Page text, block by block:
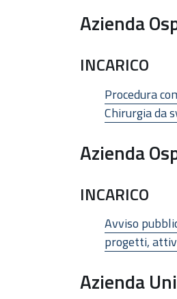
Azienda
INCARICO
Procedura
Chirurgia da
Azienda
INCARICO
Avviso
progetti,
Azienda